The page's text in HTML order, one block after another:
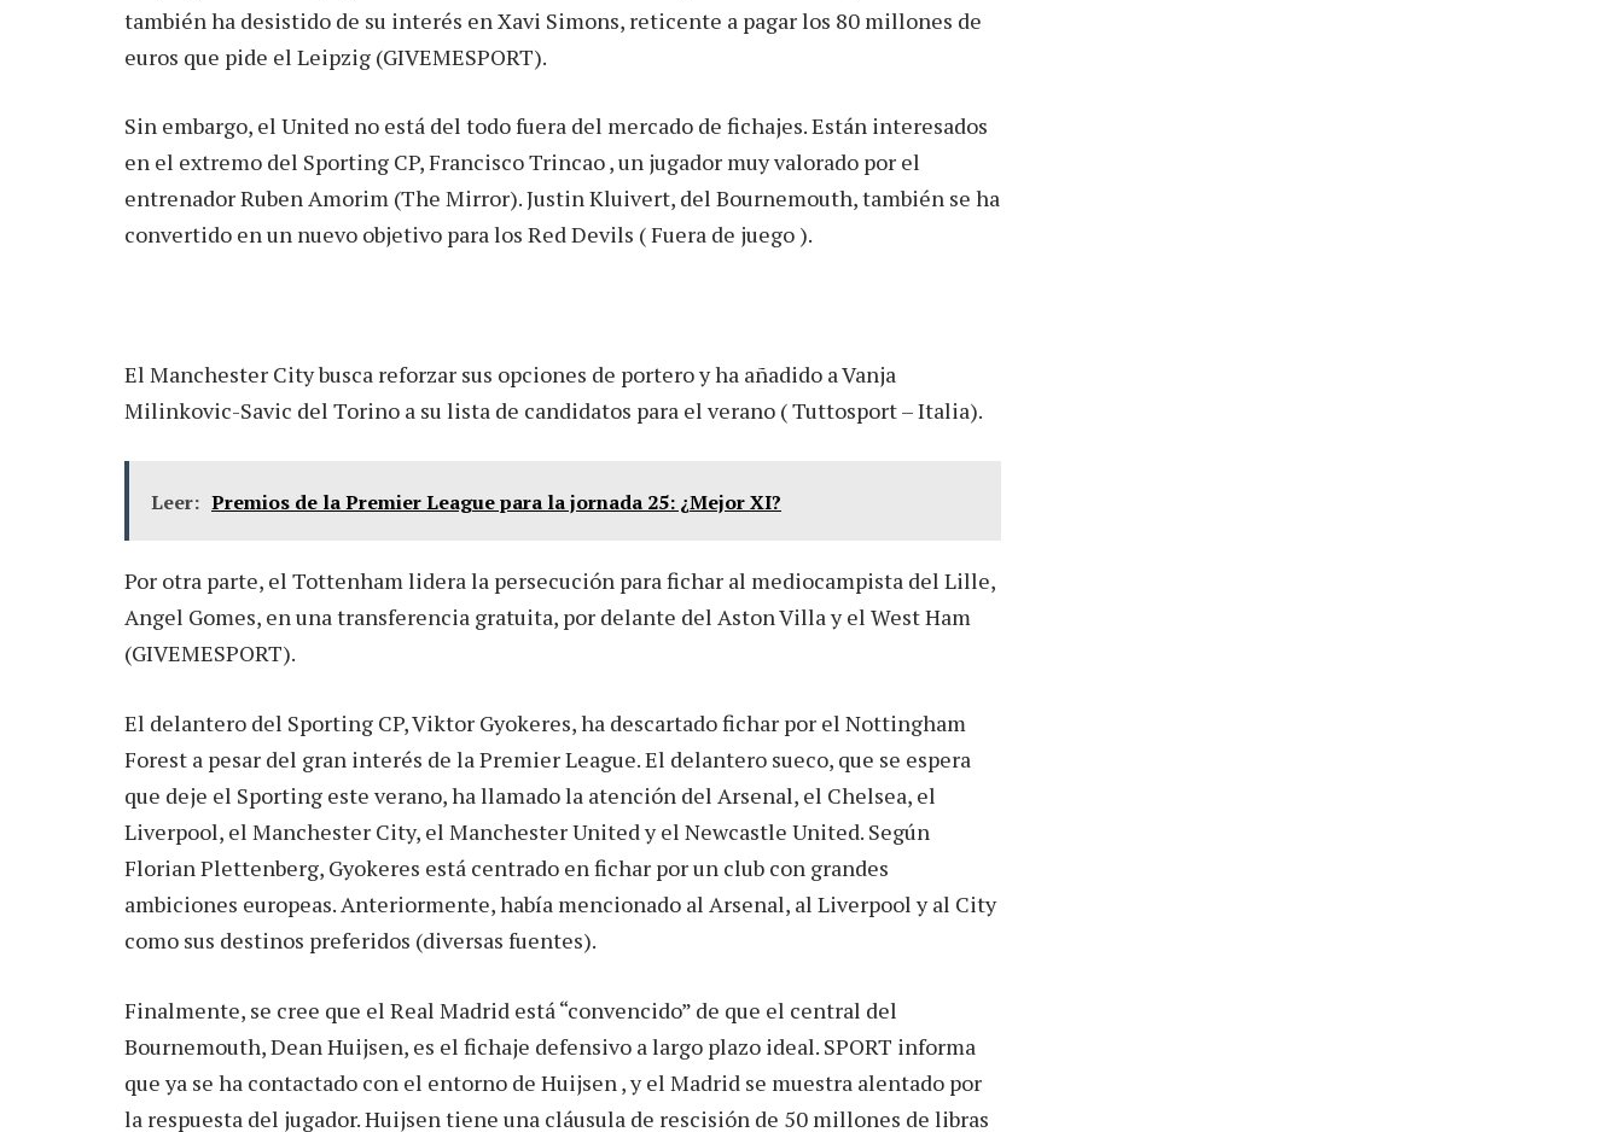
también ha desistido de su interés en Xavi Simons, reticente a pagar los 80 millones de
euros que pide el Leipzig (GIVEMESPORT).
Sin embargo, el United no está del todo fuera del mercado de fichajes. Están interesados
en el extremo del Sporting CP, Francisco Trincao , un jugador muy valorado por el
entrenador Ruben Amorim (The Mirror). Justin Kluivert, del Bournemouth, también se ha
convertido en un nuevo objetivo para los Red Devils ( Fuera de juego ).
El Manchester City busca reforzar sus opciones de portero y ha añadido a Vanja
Milinkovic-Savic del Torino a su lista de candidatos para el verano ( Tuttosport – Italia).
Leer: Premios de la Premier League para la jornada 25: ¿Mejor XI?
Por otra parte, el Tottenham lidera la persecución para fichar al mediocampista del Lille,
Angel Gomes, en una transferencia gratuita, por delante del Aston Villa y el West Ham
(GIVEMESPORT).
El delantero del Sporting CP, Viktor Gyokeres, ha descartado fichar por el Nottingham
Forest a pesar del gran interés de la Premier League. El delantero sueco, que se espera
que deje el Sporting este verano, ha llamado la atención del Arsenal, el Chelsea, el
Liverpool, el Manchester City, el Manchester United y el Newcastle United. Según
Florian Plettenberg, Gyokeres está centrado en fichar por un club con grandes
ambiciones europeas. Anteriormente, había mencionado al Arsenal, al Liverpool y al City
como sus destinos preferidos (diversas fuentes).
Finalmente, se cree que el Real Madrid está “convencido” de que el central del
Bournemouth, Dean Huijsen, es el fichaje defensivo a largo plazo ideal. SPORT informa
que ya se ha contactado con el entorno de Huijsen , y el Madrid se muestra alentado por
la respuesta del jugador. Huijsen tiene una cláusula de rescisión de 50 millones de libras